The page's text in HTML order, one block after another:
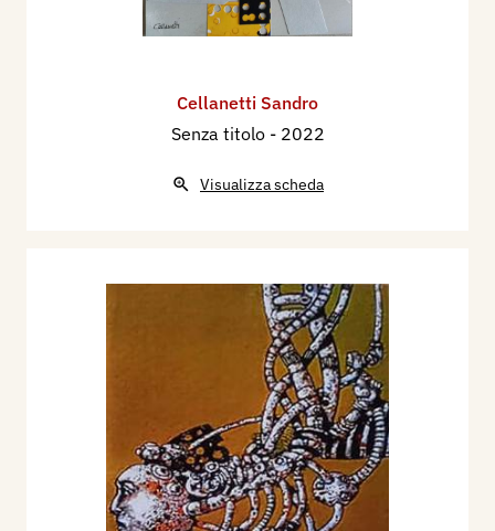
Cellanetti Sandro
Senza titolo - 2022
Visualizza scheda